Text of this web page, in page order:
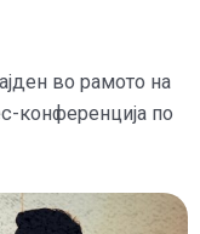
во рамото на
конференција по